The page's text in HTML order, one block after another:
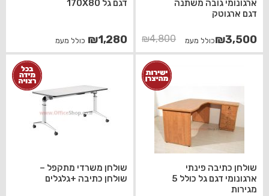
ארגונומי גובה משתנה
דגם ארגוטק
₪4,800
המחיר
המקורי
₪3,500
המחיר
הנוכחי
כולל מעמ
דגם גל 170X80
₪1,280 כולל מעמ
שולחן כתיבה פינתי
ארגונומי דגם גל כולל 5
מגירות
שולחן משרדי מתקפל –
שולחן כתיבה +גלגלים